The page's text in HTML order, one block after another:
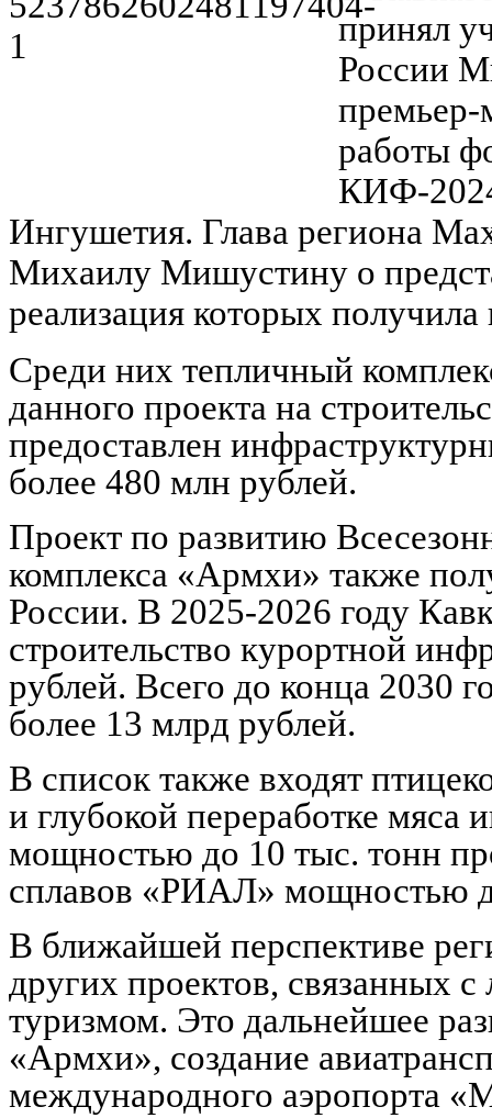
принял
России
премьер-
работы
КИФ-
Ингушетия. Глава региона
Михаилу Мишустину о
реализация которых
Среди них тепличный
данного проекта на
предоставлен
более 480 млн рублей.
Проект по развитию
комплекса «Армхи» также
России. В 2025-2026 году
строительство курортной
рублей. Всего до конца 2030
более 13 млрд рублей.
В список также входят
и глубокой переработке мяса
мощностью до 10 тыс. тонн
сплавов «РИАЛ» мощностью
В ближайшей перспективе
других проектов, связанных
туризмом. Это дальнейшее
«Армхи», создание
международного аэропорта